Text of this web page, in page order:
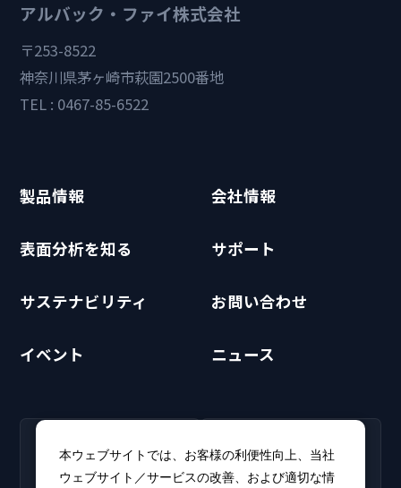
アルバック・ファイ株式会社
〒253-8522
神奈川県茅ヶ崎市萩園2500番地
TEL : 0467-85-6522
製品情報 会社情報
表面分析を知る サポート
サステナビリティ お問い合わせ
イベント ニュース
採用情報
CLUB PHI（会員専
本ウェブサイトでは、お客様の利便性向上、当社
ウェブサイト／サービスの改善、および適切な情